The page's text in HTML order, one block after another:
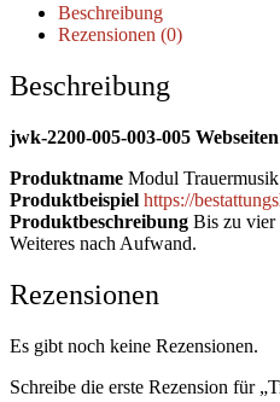
Beschreibung
Rezensionen (0)
Beschreibung
jwk-2200-005-003-005
Produktname Modul Trauermusik
Produktbeispiel https://
Produktbeschreibung Bis zu vier
Weiteres nach Aufwand.
Rezensionen
Es gibt noch keine Rezensionen.
Schreibe die erste Rezension für